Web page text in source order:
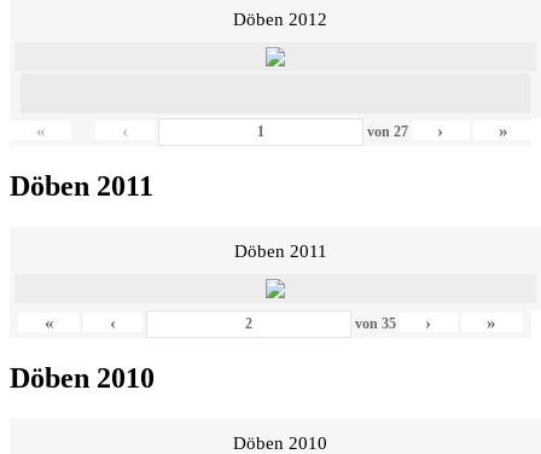
Döben 2012
« ‹ von 27 › »
Döben 2011
Döben 2011
« ‹ von 35 › »
Döben 2010
Döben 2010